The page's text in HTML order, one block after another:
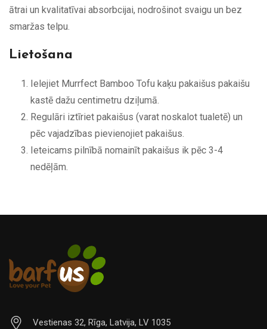
ātrai un kvalitatīvai absorbcijai, nodrošinot svaigu un bez
smaržas telpu.
Lietošana
Ielejiet Murrfect Bamboo Tofu kaķu pakaišus pakaišu
kastē dažu centimetru dziļumā.
Regulāri iztīriet pakaišus (varat noskalot tualetē) un
pēc vajadzības pievienojiet pakaišus.
Ieteicams pilnībā nomainīt pakaišus ik pēc 3-4
nedēļām.
Vestienas 32, Rīga, Latvija, LV 1035